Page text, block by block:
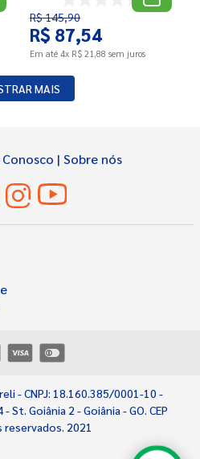
R$145,90
R$ 87,54
Em até 4x R$ 21,88 sem juros
MAIS
| Sobre nós
- CNPJ: 18.160.385/0001-10 -
Goiânia 2 - Goiânia - GO. CEP
2021